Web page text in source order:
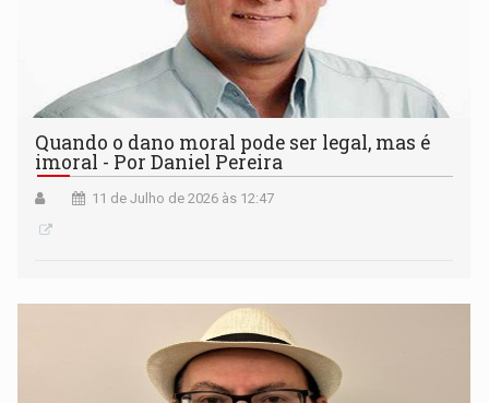
Quando o dano moral pode ser legal, mas é
imoral - Por Daniel Pereira
11 de Julho de 2026 às 12:47